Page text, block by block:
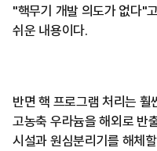
"핵무기 개발 의도가 없다"
쉬운 내용이다.
반면 핵 프로그램 처리는 훨
고농축 우라늄을 해외로 반
시설과 원심분리기를 해체